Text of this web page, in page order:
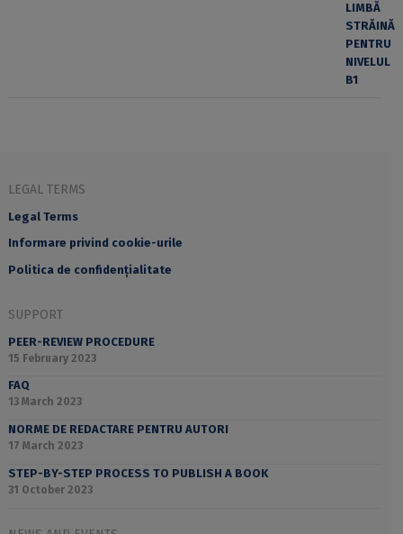
LEGAL TERMS
Legal Terms
Informare privind cookie-urile
Politica de confidențialitate
SUPPORT
PEER-REVIEW PROCEDURE
15 February 2023
FAQ
13 March 2023
NORME DE REDACTARE PENTRU AUTORI
17 March 2023
STEP-BY-STEP PROCESS TO PUBLISH A BOOK
31 October 2023